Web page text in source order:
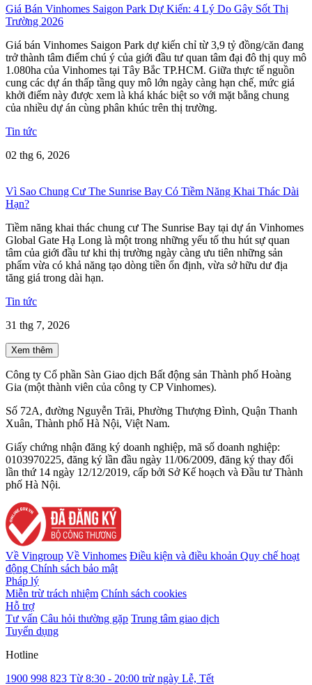
Giá Bán Vinhomes Saigon Park Dự Kiến: 4 Lý Do Gây Sốt Thị
Trường 2026
Giá bán Vinhomes Saigon Park dự kiến chỉ từ 3,9 tỷ đồng/căn đang
trở thành tâm điểm chú ý của giới đầu tư quan tâm đại đô thị quy mô
1.080ha của Vinhomes tại Tây Bắc TP.HCM. Giữa thực tế nguồn
cung các dự án thấp tầng quy mô lớn ngày càng hạn chế, mức giá
khởi điểm này được xem là khá khác biệt so với mặt bằng chung
của nhiều dự án cùng phân khúc trên thị trường.
Tin tức
02 thg 6, 2026
Vì Sao Chung Cư The Sunrise Bay Có Tiềm Năng Khai Thác Dài
Hạn?
Tiềm năng khai thác chung cư The Sunrise Bay tại dự án Vinhomes
Global Gate Hạ Long là một trong những yếu tố thu hút sự quan
tâm của giới đầu tư khi thị trường ngày càng ưu tiên những sản
phẩm vừa có khả năng tạo dòng tiền ổn định, vừa sở hữu dư địa
tăng giá trong dài hạn.
Tin tức
31 thg 7, 2026
Xem thêm
Công ty Cổ phần Sàn Giao dịch Bất động sản Thành phố Hoàng
Gia (một thành viên của công ty CP Vinhomes).
Số 72A, đường Nguyễn Trãi, Phường Thượng Đình, Quận Thanh
Xuân, Thành phố Hà Nội, Việt Nam.
Giấy chứng nhận đăng ký doanh nghiệp, mã số doanh nghiệp:
0103970225, đăng ký lần đầu ngày 11/06/2009, đăng ký thay đổi
lần thứ 14 ngày 12/12/2019, cấp bởi Sở Kế hoạch và Đầu tư Thành
phố Hà Nội.
Về Vingroup Về Vinhomes Điều kiện và điều khoản Quy chế hoạt
động Chính sách bảo mật
Pháp lý
Miễn trừ trách nhiệm Chính sách cookies
Hỗ trợ
Tư vấn Câu hỏi thường gặp Trung tâm giao dịch
Tuyển dụng
Hotline
1900 998 823 Từ 8:30 - 20:00 trừ ngày Lễ, Tết